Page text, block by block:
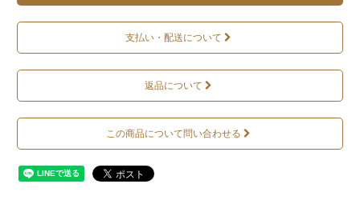
支払い・配送について
返品について
この商品について問い合わせる